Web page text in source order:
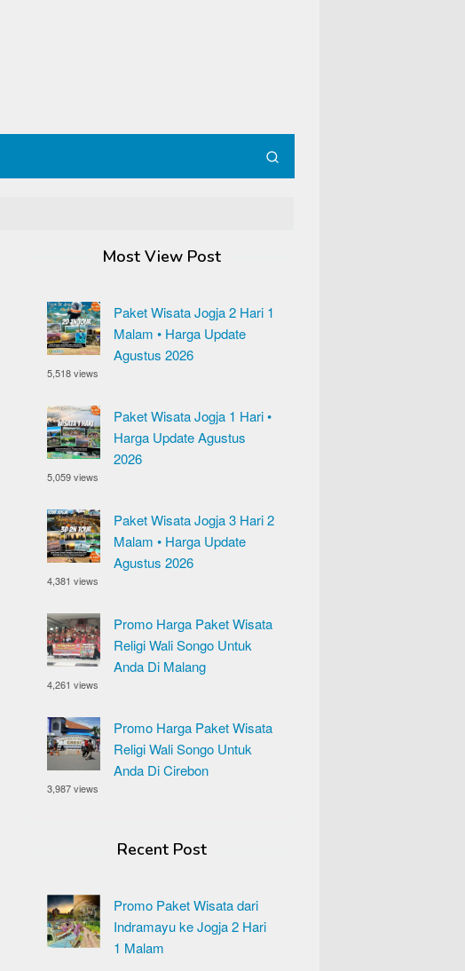
Most View Post
Paket Wisata Jogja 2 Hari 1
Malam • Harga Update
Agustus 2026
5,518 views
Paket Wisata Jogja 1 Hari •
Harga Update Agustus
2026
5,059 views
Paket Wisata Jogja 3 Hari 2
Malam • Harga Update
Agustus 2026
4,381 views
Promo Harga Paket Wisata
Religi Wali Songo Untuk
Anda Di Malang
4,261 views
Promo Harga Paket Wisata
Religi Wali Songo Untuk
Anda Di Cirebon
3,987 views
Recent Post
Promo Paket Wisata dari
Indramayu ke Jogja 2 Hari
1 Malam